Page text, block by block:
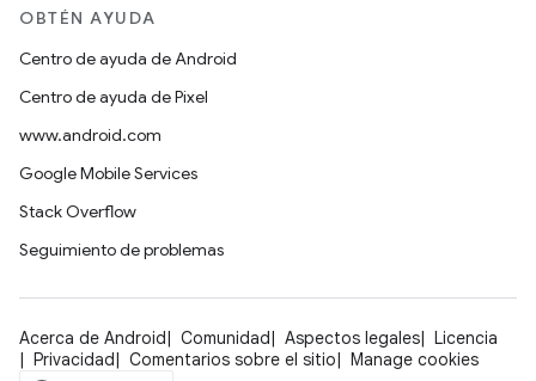
OBTÉN AYUDA
Centro de ayuda de Android
Centro de ayuda de Pixel
www.android.com
Google Mobile Services
Stack Overflow
Seguimiento de problemas
Acerca de Android Comunidad Aspectos legales
Licencia
Privacidad
Comentarios sobre el sitio Manage cookies